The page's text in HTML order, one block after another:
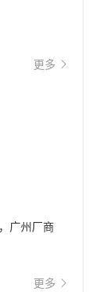
更多
广州厂商
更多